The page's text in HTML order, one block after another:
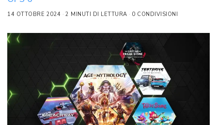
14 OTTOBRE 2024 2 MINUTI DI LETTURA 0 CONDIVISIONI